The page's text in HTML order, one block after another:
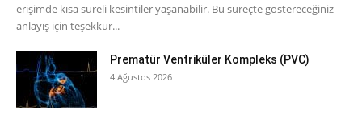
erişimde kısa süreli kesintiler yaşanabilir. Bu süreçte göstereceğiniz
anlayış için teşekkür...
Prematür Ventriküler Kompleks (PVC)
4 Ağustos 2026